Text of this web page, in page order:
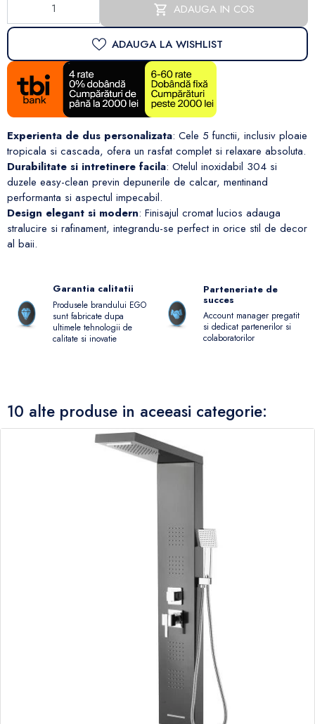
ADAUGA IN COS
ADAUGA LA WISHLIST
Experienta de dus personalizata: Cele 5 functii, inclusiv ploaie
tropicala si cascada, ofera un rasfat complet si relaxare absoluta.
Durabilitate si intretinere facila: Otelul inoxidabil 304 si
duzele easy-clean previn depunerile de calcar, mentinand
performanta si aspectul impecabil.
Design elegant si modern: Finisajul cromat lucios adauga
stralucire si rafinament, integrandu-se perfect in orice stil de decor
al baii.
Garantia calitatii
Produsele brandului EGO
sunt fabricate dupa
ultimele tehnologii de
calitate si inovatie
Parteneriate de
succes
Account manager pregatit
si dedicat partenerilor si
colaboratorilor
10 alte produse in aceeasi categorie: